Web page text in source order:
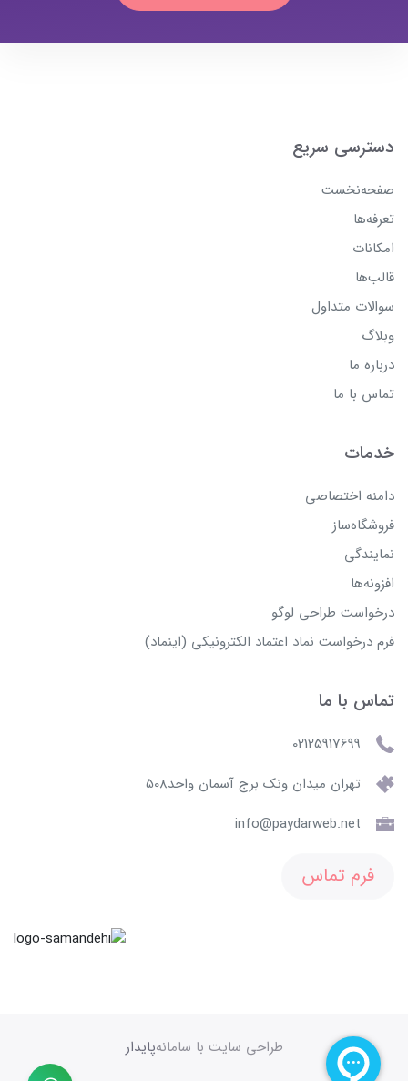
دسترسی سریع
صفحه‌نخست
تعرفه‌ها
امکانات
قالب‌ها
سوالات متداول
وبلاگ
درباره ما
تماس با ما
خدمات
دامنه اختصاصی
فروشگاه‌ساز
نمایندگی
افزونه‌ها
درخواست طراحی لوگو
فرم درخواست نماد اعتماد الکترونیکی (اینماد)
تماس با ما
02125917699
تهران میدان ونک برج آسمان واحد508
info@paydarweb.net
فرم تماس
طراحی سایت با سامانهپایدار